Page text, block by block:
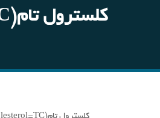
کلسترول تام(Total Cholesterol=TC ): کدام مقادیر طبیعی هستند؟